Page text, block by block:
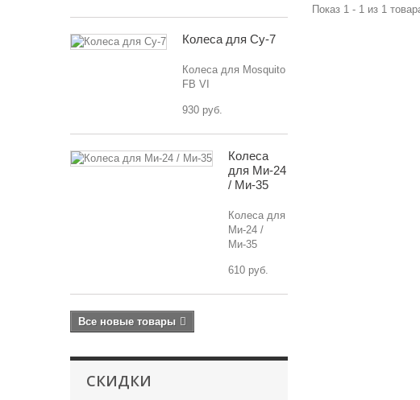
Колеса для Су-7
Колеса для Mosquito
FB VI
930 руб.
Колеса
для Ми-24
/ Ми-35
Колеса для
Ми-24 /
Ми-35
610 руб.
Все новые товары
СКИДКИ
Показ 1 - 1 из 1